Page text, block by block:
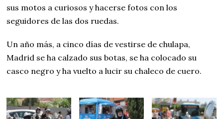
sus motos a curiosos y hacerse fotos con los
seguidores de las dos ruedas.
Un año más, a cinco días de vestirse de chulapa,
Madrid se ha calzado sus botas, se ha colocado su
casco negro y ha vuelto a lucir su chaleco de cuero.